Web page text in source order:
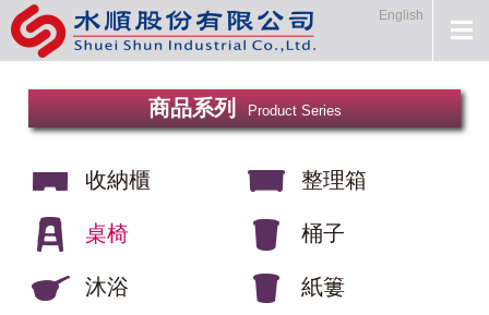
English
商品系列 Product Series
收納櫃 整理箱
桌椅 桶子
沐浴 紙簍